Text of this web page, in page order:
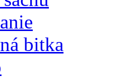
bitka